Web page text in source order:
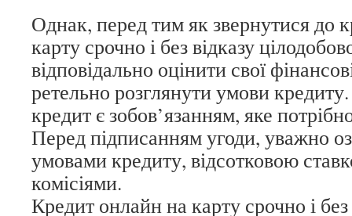
Однак, перед тим як звернутися до
карту срочно і без відказу
відповідально оцінити свої
ретельно розглянути умови
кредит є зобов’язанням, яке
Перед підписанням угоди, уважно
умовами кредиту, відсотковою
комісіями.
Кредит онлайн на карту срочно і без